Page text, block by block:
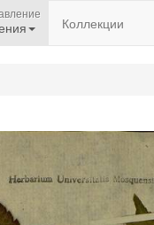
Коллекции